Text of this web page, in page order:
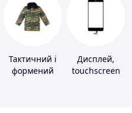
Тактичний і
формений
Дисплей,
touchscreen